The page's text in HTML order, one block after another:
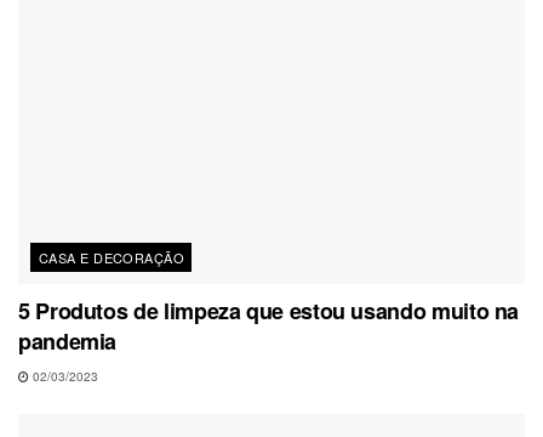
CASA E DECORAÇÃO
5 Produtos de limpeza que estou usando muito na
pandemia
02/03/2023